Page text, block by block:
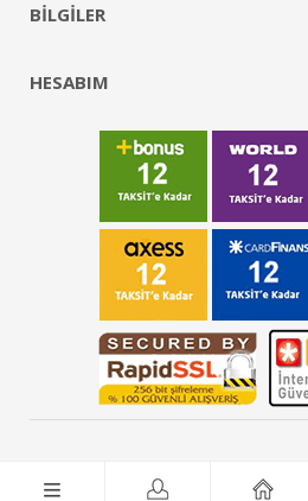
BILGILER
HESABIM
FCS Sanayi Market © 2026 -